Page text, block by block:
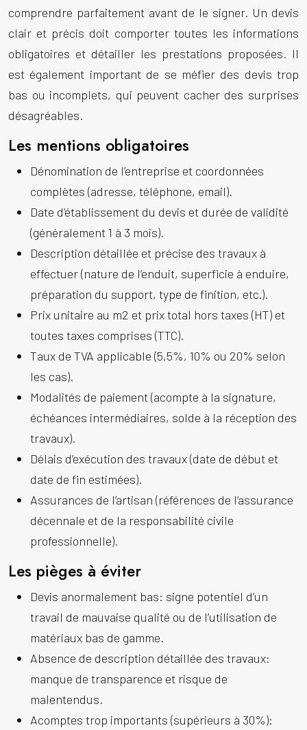
comprendre parfaitement avant de le signer. Un devis
clair et précis doit comporter toutes les informations
obligatoires et détailler les prestations proposées. Il
est également important de se méfier des devis trop
bas ou incomplets, qui peuvent cacher des surprises
désagréables.
Les mentions obligatoires
Dénomination de l’entreprise et coordonnées
complètes (adresse, téléphone, email).
Date d’établissement du devis et durée de validité
(généralement 1 à 3 mois).
Description détaillée et précise des travaux à
effectuer (nature de l’enduit, superficie à enduire,
préparation du support, type de finition, etc.).
Prix unitaire au m2 et prix total hors taxes (HT) et
toutes taxes comprises (TTC).
Taux de TVA applicable (5,5%, 10% ou 20% selon
les cas).
Modalités de paiement (acompte à la signature,
échéances intermédiaires, solde à la réception des
travaux).
Délais d’exécution des travaux (date de début et
date de fin estimées).
Assurances de l’artisan (références de l’assurance
décennale et de la responsabilité civile
professionnelle).
Les pièges à éviter
Devis anormalement bas: signe potentiel d’un
travail de mauvaise qualité ou de l’utilisation de
matériaux bas de gamme.
Absence de description détaillée des travaux:
manque de transparence et risque de
malentendus.
Acomptes trop importants (supérieurs à 30%):